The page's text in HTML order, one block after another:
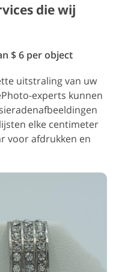
die wij
$ 6 per object
uitstraling van uw
experts kunnen
elke centimeter
voor afdrukken en